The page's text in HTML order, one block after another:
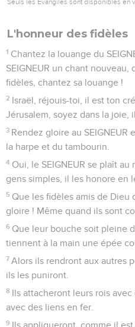
L'honneur des fidèles
1 Chantez la louange du
SEIGNEUR un chant nouveau,
fidèles, chantez sa louange !
2 Israël, réjouis-toi, il est ton
Jérusalem, soyez dans la joie,
3 Rendez gloire au
la harpe et du tambourin.
4 Oui, le SEIGNEUR se plaît
gens simples, il les honore en
5 Que les fidèles amis de
gloire ! Même quand ils sont
6 Que leur bouche soit pleine
tiennent à la main une épée
7 Alors ils rendront aux autres
ils les puniront.
8 Ils attacheront leurs rois
avec des liens en fer.
9 Ils appliqueront, comme il